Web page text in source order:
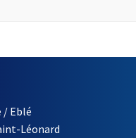
/ Eblé
Léonard